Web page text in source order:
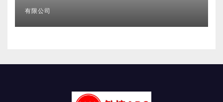
有限公司